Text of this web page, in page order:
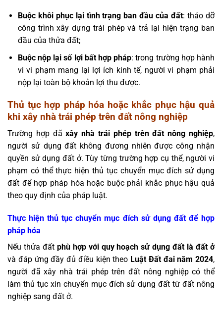
Buộc khôi phục lại tình trạng ban đầu của đất: tháo dỡ
công trình xây dựng trái phép và trả lại hiện trạng ban
đầu của thửa đất;
Buộc nộp lại số lợi bất hợp pháp: trong trường hợp hành
vi vi phạm mang lại lợi ích kinh tế, người vi phạm phải
nộp lại toàn bộ khoản lợi thu được.
Thủ tục hợp pháp hóa hoặc khắc phục hậu quả
khi xây nhà trái phép trên đất nông nghiệp
Trường hợp đãxây nhà trái phép trên đất nông nghiệp,
người sử dụng đất không đương nhiên được công nhận
quyền sử dụng đất ở. Tùy từng trường hợp cụ thể, người vi
phạm có thể thực hiện thủ tục chuyển mục đích sử dụng
đất để hợp pháp hóa hoặc buộc phải khắc phục hậu quả
theo quy định của pháp luật.
Thực hiện thủ tục chuyển mục đích sử dụng đất để hợp
pháp hóa
Nếu thửa đất phù hợp với quy hoạch sử dụng đất là đất ở
và đáp ứng đầy đủ điều kiện theo Luật Đất đai năm 2024,
người đã xây nhà trái phép trên đất nông nghiệp có thể
làm thủ tục xin chuyển mục đích sử dụng đất từ đất nông
nghiệp sang đất ở.